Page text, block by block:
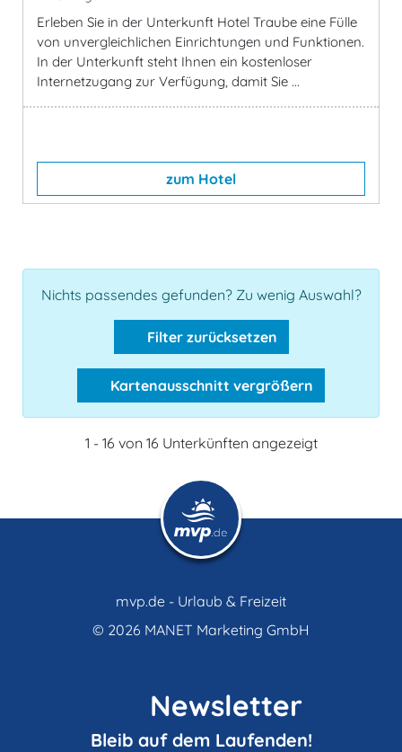
Erleben Sie in der Unterkunft Hotel Traube eine Fülle
von unvergleichlichen Einrichtungen und Funktionen.
In der Unterkunft steht Ihnen ein kostenloser
Internetzugang zur Verfügung, damit Sie ...
zum Hotel
Nichts passendes gefunden? Zu wenig Auswahl?
Filter zurücksetzen
Kartenausschnitt vergrößern
1 - 16 von 16 Unterkünften angezeigt
mvp.de - Urlaub & Freizeit
© 2026 MANET Marketing GmbH
Newsletter
Bleib auf dem Laufenden!